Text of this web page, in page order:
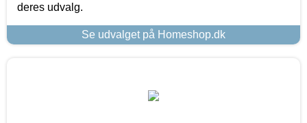
deres udvalg.
Se udvalget på Homeshop.dk